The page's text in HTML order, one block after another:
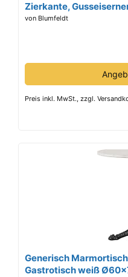
Zierkante,
draußen, wasserfest,
von Blumfeldt
Preis inkl. MwSt., zzgl.
Generisch
Gastrotisch weiß